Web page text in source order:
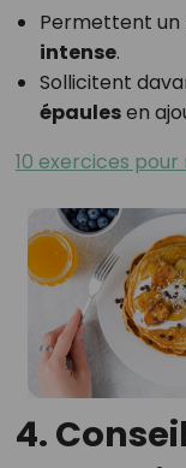
Permettent un
intense.
Sollicitent
épaulesen
10 exercices
4.